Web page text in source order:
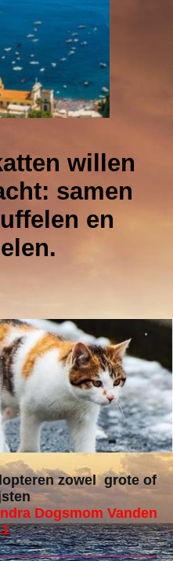
willen
samen
en
zowel grote of
deze lijsten
Dogsmom Vanden